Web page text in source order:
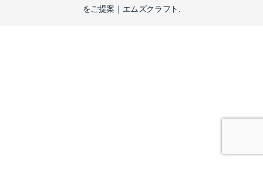
をご提案｜エムズクラフト.